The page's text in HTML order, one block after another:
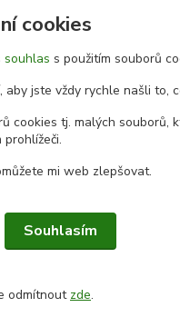
cookies
souhlas s použitím souborů
aby jste vždy rychle našli to,
cookies tj. malých souborů,
prohlížeči.
mi web zlepšovat.
Souhlasím
odmítnout zde.